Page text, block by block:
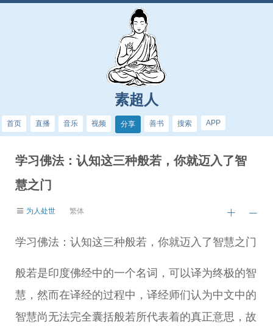
素超人
首页 直播 音乐 视频 分享 善书 搜索 APP
学习佛法：认知这三种般若，你就迈入了智
慧之门
为人处世 繁体
学习佛法：认知这三种般若，你就迈入了智慧之门
般若是印度佛经中的一个名词，可以译为终极的智
慧，然而在译经的过程中，译经师们认为中文中的
智慧尚无法完全囊括般若所代表着的真正意思，故